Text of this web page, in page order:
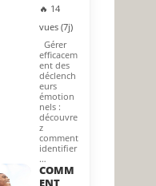
🔥 14
vues (7j)
Gérer
efficacem
ent des
déclench
eurs
émotion
nels :
découvre
z
comment
identifier
…
COMM
ENT